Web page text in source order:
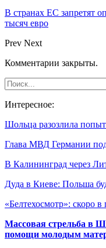
В странах ЕС запретят
тысяч евро
Prev Next
Комментарии закрыты.
Интересное:
Шольца разозлила
Глава МВД Германии
В Калининград через
Дуда в Киеве: Польша
«Белтехосмотр»: скоро
Массовая стрельба в
помощи молодым